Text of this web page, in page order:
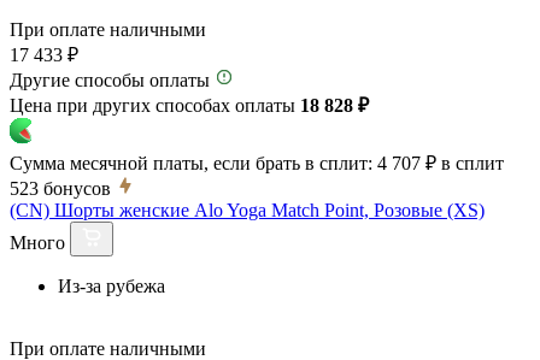
При оплате наличными
17 433 ₽
Другие способы оплаты
Цена при других способах оплаты 18 828 ₽
Сумма месячной платы, если брать в сплит: 4 707 ₽ в сплит
523 бонусов
(CN) Шорты женские Alo Yoga Match Point, Розовые (XS)
Много
Из-за рубежа
При оплате наличными